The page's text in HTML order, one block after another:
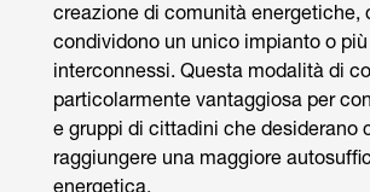
creazione di comunità energetiche,
condividono un unico impianto o
interconnessi. Questa modalità di
particolarmente vantaggiosa per
e gruppi di cittadini che desiderano
raggiungere una maggiore
energetica.